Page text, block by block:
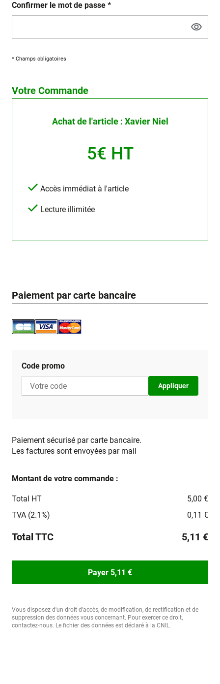
Confirmer le mot de passe *
* Champs obligatoires
Votre Commande
Achat de l'article : Xavier Niel
5€ HT
Accès immédiat à l'article
Lecture illimitée
Paiement par carte bancaire
Code promo
Appliquer
Paiement sécurisé par carte bancaire.
Les factures sont envoyées par mail
Montant de votre commande :
Total HT
5,00 €
TVA (2.1%)
0,11 €
Total TTC 5,11 €
Payer 5,11 €
Vous disposez d'un droit d'accès, de modification, de rectification et de
suppression des données vous concernant. Pour exercer ce droit,
contactez-nous. Le fichier des données est déclaré à la CNIL.